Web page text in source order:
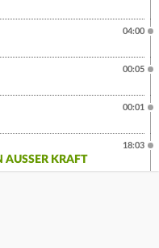
04:00
00:05
00:01
KRAFT
18:03